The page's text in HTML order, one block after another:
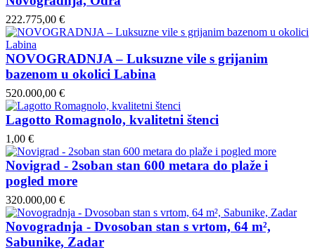
222.775,00 €
NOVOGRADNJA – Luksuzne vile s grijanim
bazenom u okolici Labina
520.000,00 €
Lagotto Romagnolo, kvalitetni štenci
1,00 €
Novigrad - 2soban stan 600 metara do plaže i
pogled more
320.000,00 €
Novogradnja - Dvosoban stan s vrtom, 64 m²,
Sabunike, Zadar